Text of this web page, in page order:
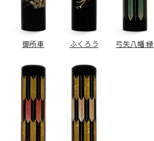
御所車 ふくろう 弓矢八幡 緑